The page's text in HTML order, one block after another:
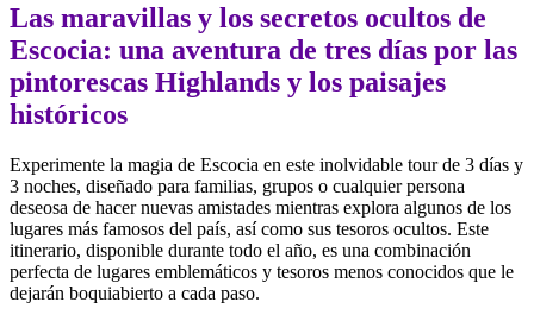
Las maravillas y los secretos ocultos de
Escocia: una aventura de tres días por las
pintorescas Highlands y los paisajes
históricos
Experimente la magia de Escocia en este inolvidable tour de 3 días y
3 noches, diseñado para familias, grupos o cualquier persona
deseosa de hacer nuevas amistades mientras explora algunos de los
lugares más famosos del país, así como sus tesoros ocultos. Este
itinerario, disponible durante todo el año, es una combinación
perfecta de lugares emblemáticos y tesoros menos conocidos que le
dejarán boquiabierto a cada paso.